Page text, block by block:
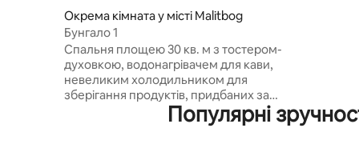
Окрема кімната у місті Malitbog
Бунгало 1
Спальня площею 30 кв. м з тостером-
духовкою, водонагрівачем для кави,
невеликим холодильником для
зберігання продуктів, придбаних за
межами помешкання. Кондиціонер і
Популярні